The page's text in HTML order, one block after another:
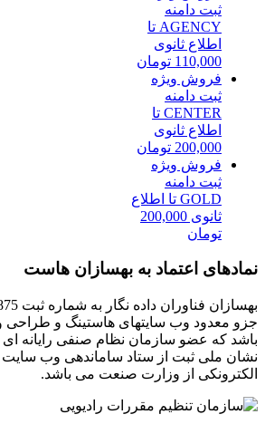
ثبت دامنه
AGENCY تا
اطلاع ثانوی
110,000 تومان
فروش ویژه
ثبت دامنه
CENTER تا
اطلاع ثانوی
200,000 تومان
فروش ویژه
ثبت دامنه
GOLD تا اطلاع
ثانوی 200,000
تومان
نمادهای اعتماد به بهسازان هاست
جزو معدود وب سایتهای هاستینگ و
باشد که عضو سازمان نظام صنفی رایانه ای
نشان ملی ثبت از ستاد ساماندهی وب سایت
الکترونکی از وزارت صنعت می باشد.